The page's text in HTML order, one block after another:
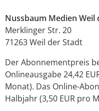
Nussbaum Medien Weil
Merklinger Str. 20
71263 Weil der Stadt
Der Abonnementpreis
Onlineausgabe 24,42
Monat). Das Online-
Halbjahr (3,50 EUR pro